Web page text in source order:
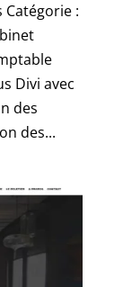
:
Divi avec
des
des...